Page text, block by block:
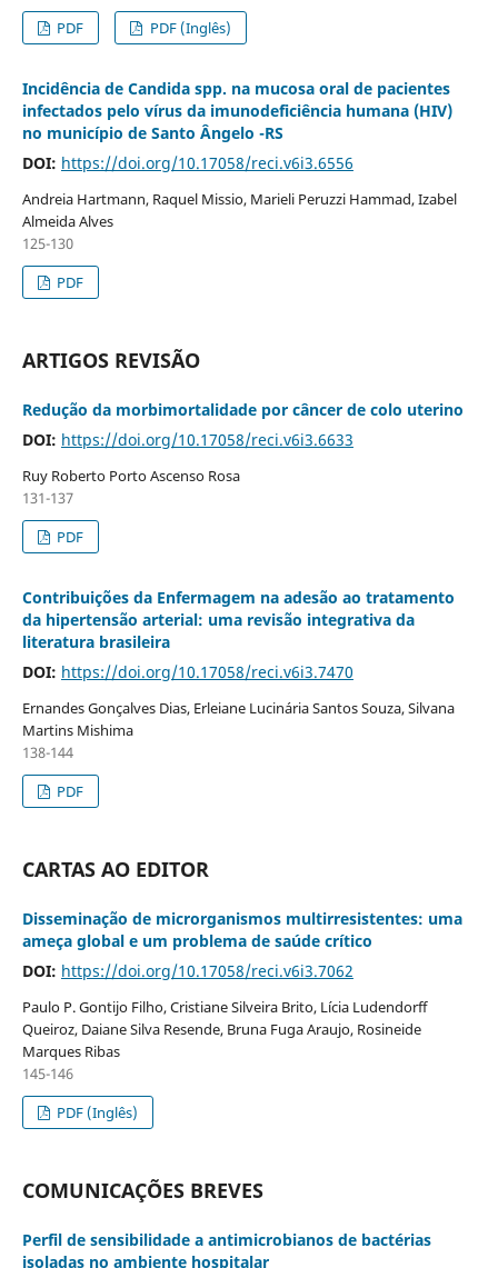
PDF
PDF (Inglês)
Incidência de Candida spp. na mucosa oral de pacientes
infectados pelo vírus da imunodeficiência humana (HIV)
no município de Santo Ângelo -RS
DOI: https://doi.org/10.17058/reci.v6i3.6556
Andreia Hartmann, Raquel Missio, Marieli Peruzzi Hammad, Izabel
Almeida Alves
125-130
PDF
ARTIGOS REVISÃO
Redução da morbimortalidade por câncer de colo uterino
DOI: https://doi.org/10.17058/reci.v6i3.6633
Ruy Roberto Porto Ascenso Rosa
131-137
PDF
Contribuições da Enfermagem na adesão ao tratamento
da hipertensão arterial: uma revisão integrativa da
literatura brasileira
DOI: https://doi.org/10.17058/reci.v6i3.7470
Ernandes Gonçalves Dias, Erleiane Lucinária Santos Souza, Silvana
Martins Mishima
138-144
PDF
CARTAS AO EDITOR
Disseminação de microrganismos multirresistentes: uma
ameça global e um problema de saúde crítico
DOI: https://doi.org/10.17058/reci.v6i3.7062
Paulo P. Gontijo Filho, Cristiane Silveira Brito, Lícia Ludendorff
Queiroz, Daiane Silva Resende, Bruna Fuga Araujo, Rosineide
Marques Ribas
145-146
PDF (Inglês)
COMUNICAÇÕES BREVES
Perfil de sensibilidade a antimicrobianos de bactérias
isoladas no ambiente hospitalar